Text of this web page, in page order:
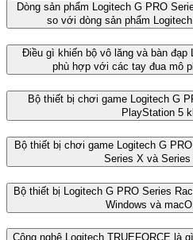
Dòng sản phẩm Logitech G PRO
so với dòng sản phẩm
Điều gì khiến bộ vô lăng và bàn đạp
phù hợp với các tay đua mô
Bộ thiết bị chơi game Logitech G
PlayStation 5
Bộ thiết bị chơi game Logitech G
Series X và
Bộ thiết bị Logitech G PRO Series
Windows và
Công nghệ Logitech TRUEFORCE là